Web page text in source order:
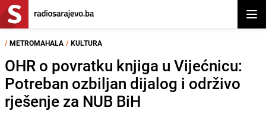
/ METROMAHALA / KULTURA
OHR o povratku knjiga u Vijećnicu:
Potreban ozbiljan dijalog i održivo
rješenje za NUB BiH